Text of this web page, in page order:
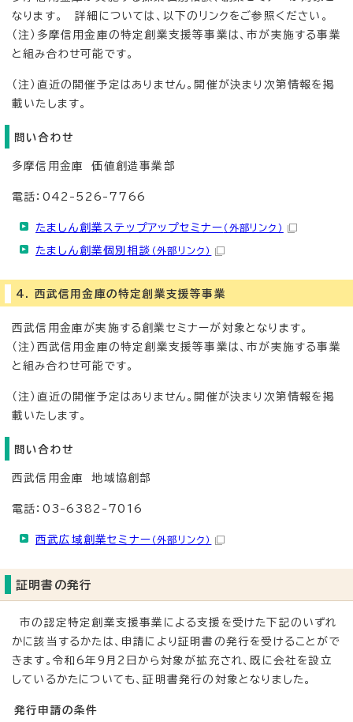
なります。 詳細については、以下のリンクをご参照ください。
（注）多摩信用金庫の特定創業支援等事業は、市が実施する事業
と組み合わせ可能です。
（注）直近の開催予定はありません。開催が決まり次第情報を掲
載いたします。
問い合わせ
多摩信用金庫 価値創造事業部
電話：042-526-7766
たましん創業ステップアップセミナー （外部リンク）
たましん創業個別相談 （外部リンク）
4. 西武信用金庫の特定創業支援等事業
西武信用金庫が実施する創業セミナーが対象となります。
（注）西武信用金庫の特定創業支援等事業は、市が実施する事業
と組み合わせ可能です。
（注）直近の開催予定はありません。開催が決まり次第情報を掲
載いたします。
問い合わせ
西武信用金庫 地域協創部
電話：03-6382-7016
西武広域創業セミナー （外部リンク）
証明書の発行
市の認定特定創業支援事業による支援を受けた下記のいずれ
かに該当するかたは、申請により証明書の発行を受けることがで
きます。令和6年9月2日から対象が拡充され、既に会社を設立
しているかたについても、証明書発行の対象となりました。
発行申請の条件